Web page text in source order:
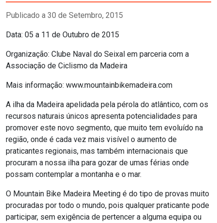
Publicado a 30 de Setembro, 2015
Data: 05 a 11 de Outubro de 2015
Organização: Clube Naval do Seixal em parceria com a
Associação de Ciclismo da Madeira
Mais informação: www.mountainbikemadeira.com
A ilha da Madeira apelidada pela pérola do atlântico, com os
recursos naturais únicos apresenta potencialidades para
promover este novo segmento, que muito tem evoluído na
região, onde é cada vez mais visível o aumento de
praticantes regionais, mas também internacionais que
procuram a nossa ilha para gozar de umas férias onde
possam contemplar a montanha e o mar.
O Mountain Bike Madeira Meeting é do tipo de provas muito
procuradas por todo o mundo, pois qualquer praticante pode
participar, sem exigência de pertencer a alguma equipa ou